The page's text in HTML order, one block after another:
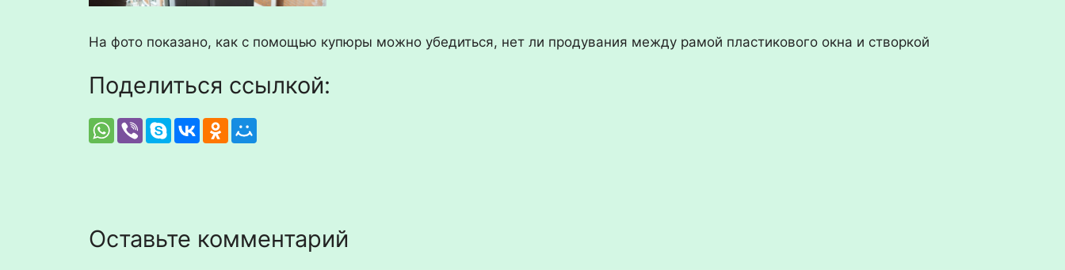
На фото показано, как с помощью купюры можно убедиться, нет ли продувания между рамой пластикового окна и створкой
Поделиться ссылкой:
Оставьте комментарий